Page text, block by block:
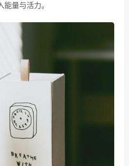
能量与活力。